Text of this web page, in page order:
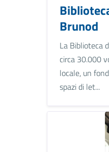
Brunod
La Biblioteca
circa 30.000
locale, un
spazi di let...